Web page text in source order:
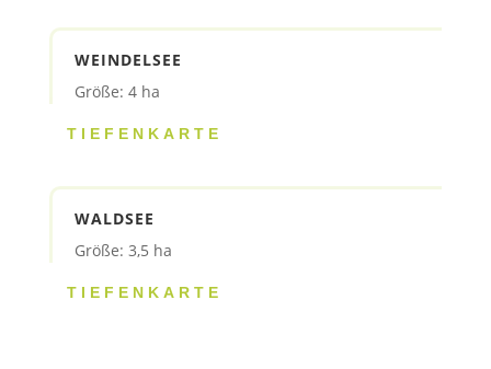
WEINDELSEE
Größe: 4 ha
TIEFENKARTE
WALDSEE
Größe: 3,5 ha
TIEFENKARTE